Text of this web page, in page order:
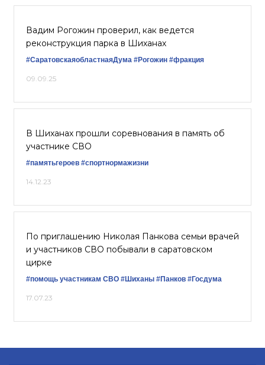
Вадим Рогожин проверил, как ведется
реконструкция парка в Шиханах
#СаратовскаяобластнаяДума #Рогожин #фракция
09.09.25
В Шиханах прошли соревнования в память об
участнике СВО
#памятьгероев #спортнормажизни
14.12.23
По приглашению Николая Панкова семьи врачей
и участников СВО побывали в саратовском
цирке
#помощь участникам СВО #Шиханы #Панков #Госдума
17.07.23